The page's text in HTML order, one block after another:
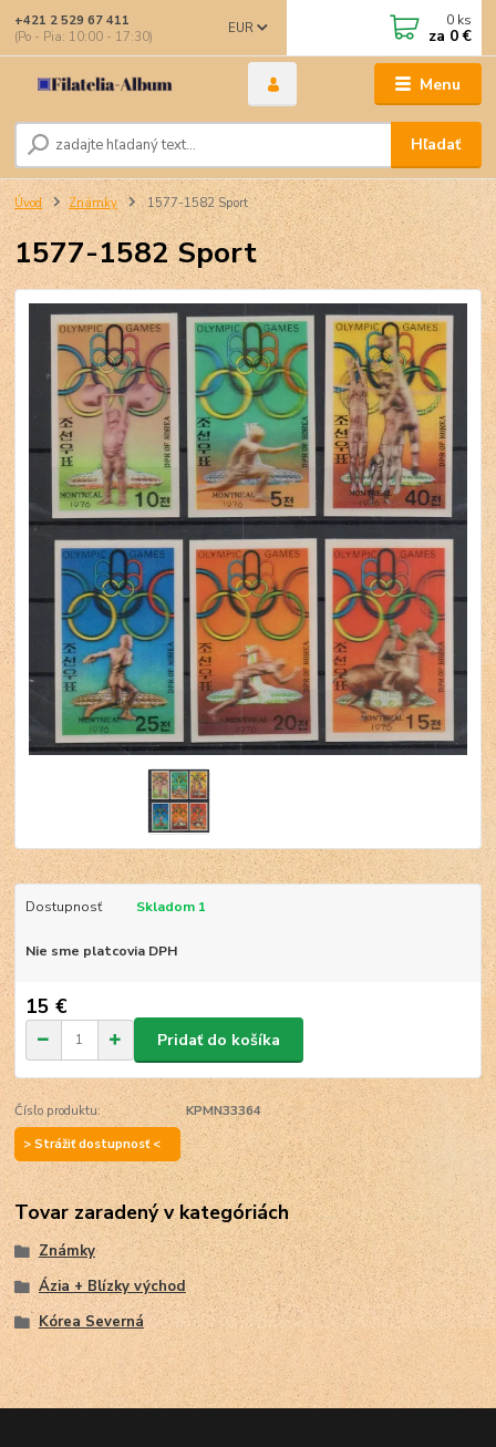
Menu
EUR
Hľadať
+421 2 529 67 411
(Po - Pia: 10:00 - 17:30)
0 ks
za 0 €
Úvod Známky 1577-1582 Sport
1577-1582 Sport
Dostupnosť Skladom 1
Nie sme platcovia DPH
15 €
Pridať do košíka
Číslo produktu:
KPMN33364
> Strážiť dostupnosť <
Tovar zaradený v kategóriách
Známky
Ázia + Blízky východ
Kórea Severná